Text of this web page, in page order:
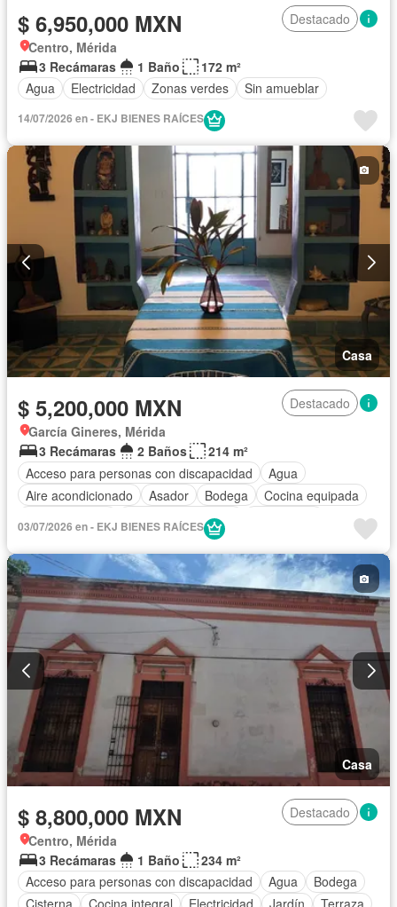
$ 6,950,000 MXN
Destacado
Centro, Mérida
3 Recámaras
1 Baño
172 m²
Agua
Electricidad Zonas verdes Sin amueblar
14/07/2026 en - EKJ BIENES RAÍCES
Casa
$ 5,200,000 MXN
Destacado
García Gineres, Mérida
3 Recámaras
2 Baños
214 m²
Acceso para personas con discapacidad
Agua
Aire acondicionado
Asador Bodega
Cocina equipada
Cuarto de Limpieza
Jardín
Recámara con closet
Terraza
Wifi Zonas verdes Sin amueblar
03/07/2026 en - EKJ BIENES RAÍCES
Casa
$ 8,800,000 MXN
Destacado
Centro, Mérida
3 Recámaras
1 Baño
234 m²
Acceso para personas con discapacidad
Agua
Bodega